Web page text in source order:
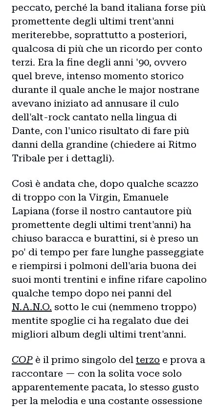
peccato, perché la band italiana forse più
promettente degli ultimi trent'anni
meriterebbe, soprattutto a posteriori,
qualcosa di più che un ricordo per conto
terzi. Era la fine degli anni '90, ovvero
quel breve, intenso momento storico
durante il quale anche le major nostrane
avevano iniziato ad annusare il culo
dell'alt-rock cantato nella lingua di
Dante, con l'unico risultato di fare più
danni della grandine (chiedere ai Ritmo
Tribale per i dettagli).
Così è andata che, dopo qualche scazzo
di troppo con la Virgin, Emanuele
Lapiana (forse il nostro cantautore più
promettente degli ultimi trent'anni) ha
chiuso baracca e burattini, si è preso un
po' di tempo per fare lunghe passeggiate
e riempirsi i polmoni dell'aria buona dei
suoi monti trentini e infine rifare capolino
qualche tempo dopo nei panni del
N.A.N.O. sotto le cui (nemmeno troppo)
mentite spoglie ci ha regalato due dei
migliori album degli ultimi trent'anni.
COP è il primo singolo del terzo e prova a
raccontare — con la solita voce solo
apparentemente pacata, lo stesso gusto
per la melodia e una costante ossessione